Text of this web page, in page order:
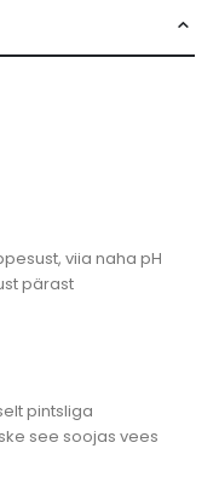
viia naha pH
pärast
pintsliga
see soojas vees